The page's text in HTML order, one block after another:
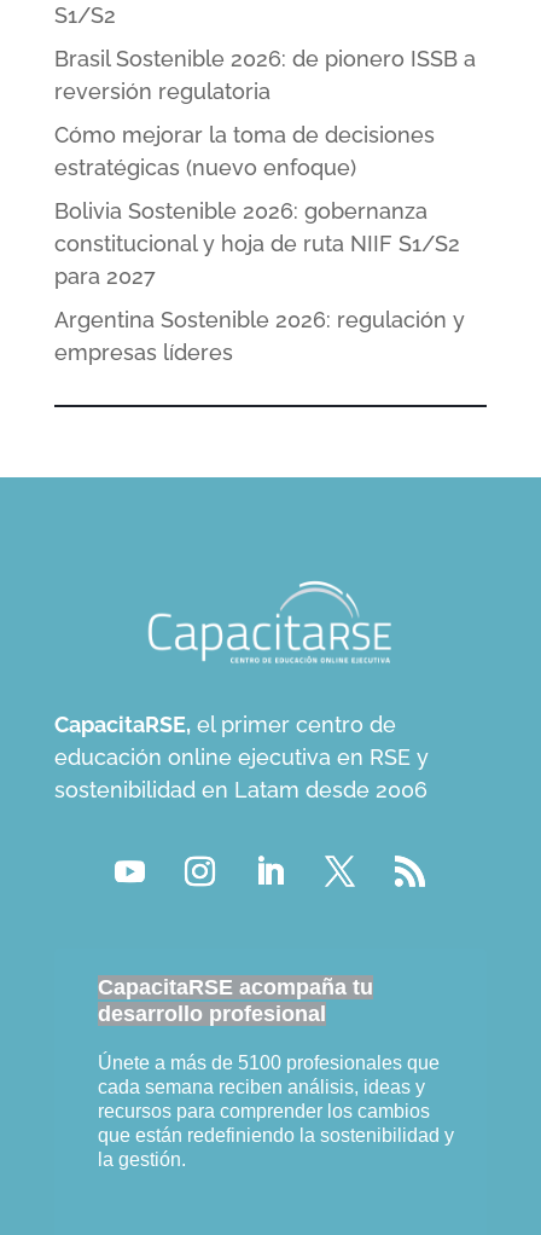
S1/S2
Brasil Sostenible 2026: de pionero ISSB a
reversión regulatoria
Cómo mejorar la toma de decisiones
estratégicas (nuevo enfoque)
Bolivia Sostenible 2026: gobernanza
constitucional y hoja de ruta NIIF S1/S2
para 2027
Argentina Sostenible 2026: regulación y
empresas líderes
CapacitaRSE, el primer centro de
educación online ejecutiva en RSE y
sostenibilidad en Latam desde 2006
CapacitaRSE acompaña tu
desarrollo profesional
Únete a más de 5100 profesionales que
cada semana reciben análisis, ideas y
recursos para comprender los cambios
que están redefiniendo la sostenibilidad y
la gestión.